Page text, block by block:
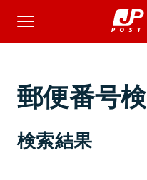
郵便番号
検索結果